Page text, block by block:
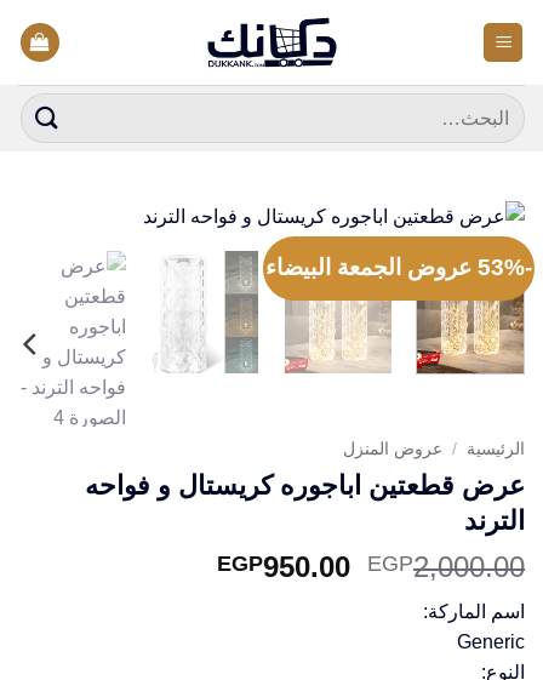
للمحتوى
البحث
عن:
-53% عروض الجمعة البيضاء
الرئيسية / عروض المنزل
عرض قطعتين اباجوره كريستال و فواحه
الترند
EGP2,000.00
السعر
EGP950.00
اسم الماركة:
Generic
النوع: